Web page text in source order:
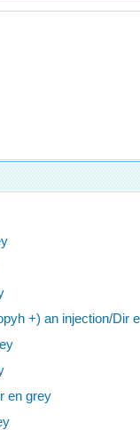
+) an injection/Dir
en grey